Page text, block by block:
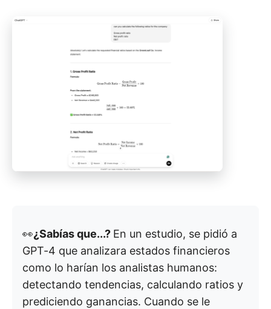
👀¿Sabías que...? En un estudio, se pidió a
GPT-4 que analizara estados financieros
como lo harían los analistas humanos:
detectando tendencias, calculando ratios y
prediciendo ganancias. Cuando se le